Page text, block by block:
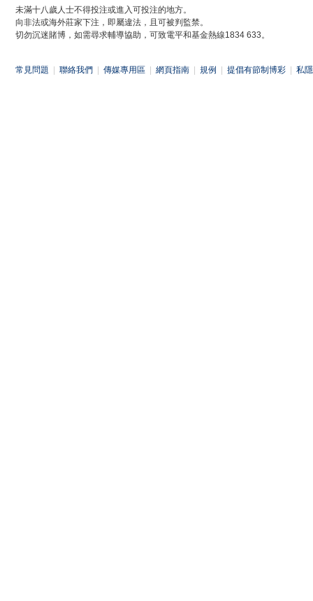
未滿十八歲人士不得投注或進入可投注的地方。
向非法或海外莊家下注，即屬違法，且可被判監禁。
切勿沉迷賭博，如需尋求輔導協助，可致電平和基金熱線1834 633。
常見問題 聯絡我們 傳媒專用區 網頁指南 規例 提倡有節制博彩 私